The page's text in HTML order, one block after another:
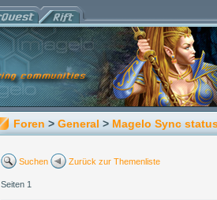
Foren > General > Magelo Sync
Suchen Zurück zur Themenliste
Seiten 1